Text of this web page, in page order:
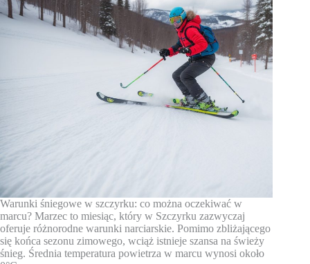
Warunki śniegowe w szczyrku: co można oczekiwać w
marcu? Marzec to miesiąc, który w Szczyrku zazwyczaj
oferuje różnorodne warunki narciarskie. Pomimo zbliżającego
się końca sezonu zimowego, wciąż istnieje szansa na świeży
śnieg. Średnia temperatura powietrza w marcu wynosi około